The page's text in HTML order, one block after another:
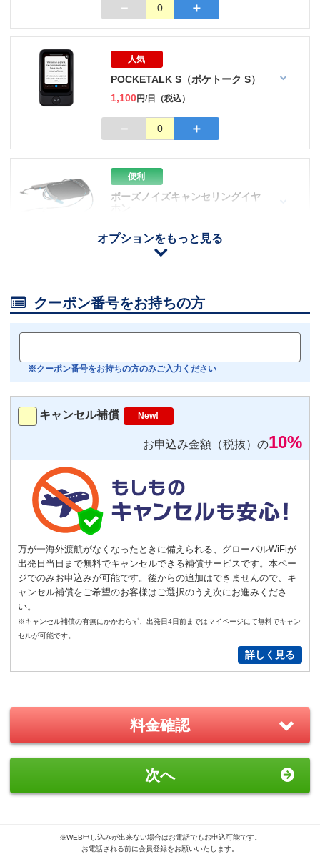
－ 0 ＋
人気
POCKETALK S（ポケトーク S）
1,100円/日（税込）
－ 0 ＋
オプションをもっと見る
便利
ボーズノイズキャンセリングイヤ
ホン
－
おすすめ
Bluetoothイヤホン対応
トランスミッター
－ 0
気圧コントロール機能付き耳栓
1,540円（税込）/個
通常
Sサイズ － 0 ＋
New!
おすすめ
ルセット
1,870円/日（税込）
 クーポン番号をお持ちの方
※クーポン番号をお持ちの方のみご入力ください
キャンセル補償 New!
お申込み金額（税抜）の10%
万が一海外渡航がなくなったときに備えられる、グローバルWiFiが
出発日当日まで無料でキャンセルできる補償サービスです。本ペー
ジでのみお申込みが可能です。後からの追加はできませんので、キ
ャンセル補償をご希望のお客様はご選択のうえ次にお進みくださ
い。
※キャンセル補償の有無にかかわらず、出発日4日前まではマイページにて無料でキャン
セルが可能です。
詳しく見る
料金確認
次へ
※WEB申し込みが出来ない場合はお電話でもお申込可能です。
お電話される前に会員登録をお願いいたします。